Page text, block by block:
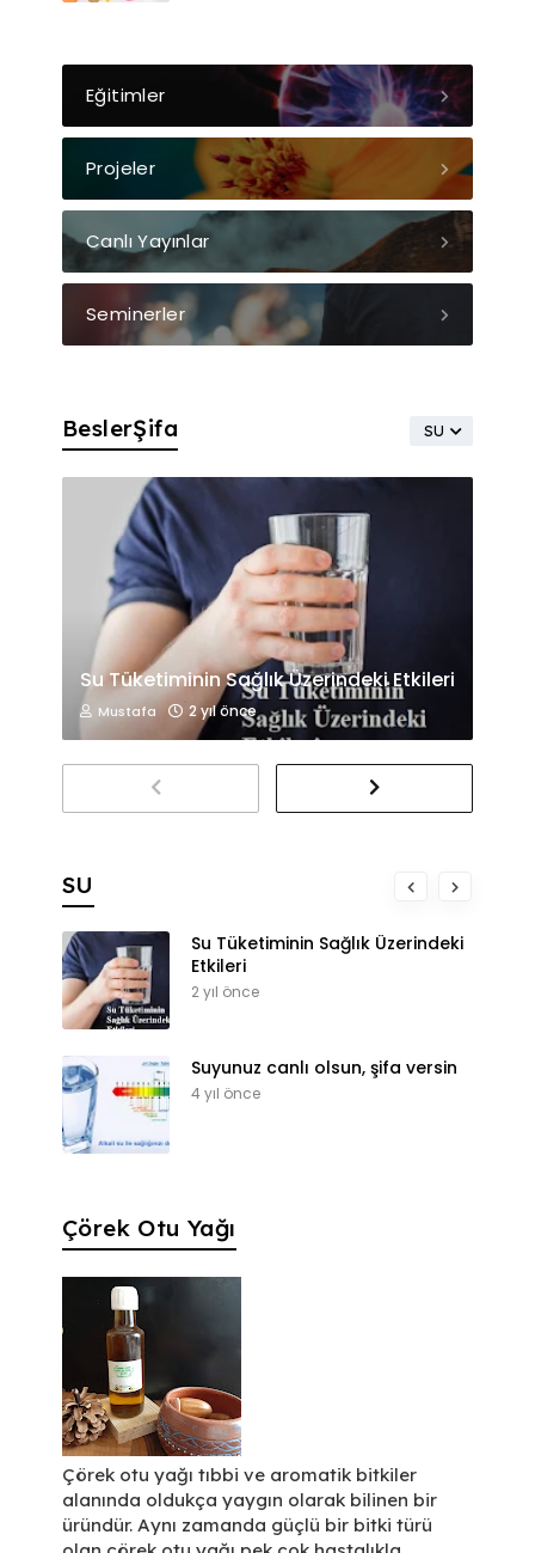
Eğitimler
Projeler
Canlı Yayınlar
Seminerler
SU
BeslerŞifa
Su Tüketiminin Sağlık Üzerindeki Etkileri
Mustafa 2 yıl önce
SU
Su Tüketiminin Sağlık Üzerindeki
Etkileri
2 yıl önce
Suyunuz canlı olsun, şifa versin
4 yıl önce
Çörek Otu Yağı
Çörek otu yağı tıbbi ve aromatik bitkiler
alanında oldukça yaygın olarak bilinen bir
üründür. Aynı zamanda güçlü bir bitki türü